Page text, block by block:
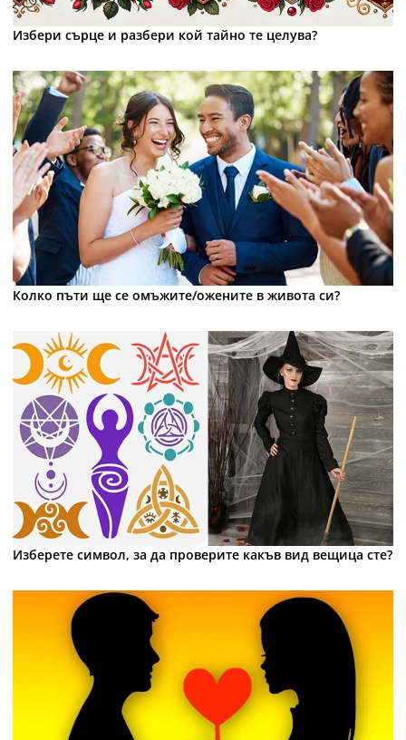
Избери сърце и разбери кой тайно те целува?
Колко пъти ще се омъжите/ожените в живота си?
Изберете символ, за да проверите какъв вид вещица сте?